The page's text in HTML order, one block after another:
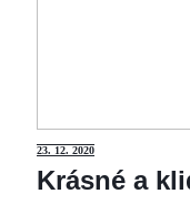
23. 12. 2020
Krásné a